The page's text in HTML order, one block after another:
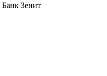
Банк Зенит